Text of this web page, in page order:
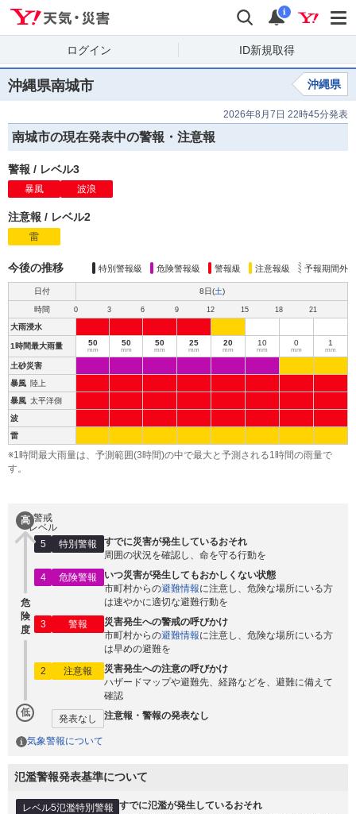
検索 通知
i
ログイン ID新規取得
沖縄県南城市 沖縄県
2026年8月7日 22時45分発表
南城市の現在発表中の警報・注意報
警報 / レベル3
暴風 波浪
注意報 / レベル2
雷
今後の推移 特別警報級 危険警報級 警報級 注意報級 予報期間外
日付 8日(土)
時間 0 3 6 9 12 15 18 21
大雨浸水
1時間最大雨量 50
mm
50
mm
50
mm
25
mm
20
mm
10
mm
0
mm
1
mm
土砂災害
暴風 陸上
暴風 太平洋側
波
雷
※1時間最大雨量は、予測範囲(3時間)の中で最大と予測される1時間の雨量で
す。
高
危
険
度
低
警戒
レベル
5
特別警報
すでに災害が発生しているおそれ
周囲の状況を確認し、命を守る行動を
4
危険警報
いつ災害が発生してもおかしくない状態
市町村からの避難情報に注意し、危険な場所にいる方
は速やかに適切な避難行動を
3
警報
災害発生への警戒の呼びかけ
市町村からの避難情報に注意し、危険な場所にいる方
は早めの避難を
2
注意報
災害発生への注意の呼びかけ
ハザードマップや避難先、経路などを、避難に備えて
確認
発表なし 注意報・警報の発表なし
気象警報について
氾濫警報発表基準について
レベル5氾濫特別警報 すでに氾濫が発生しているおそれ